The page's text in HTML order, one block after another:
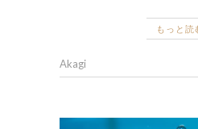
もっと読
Akagi